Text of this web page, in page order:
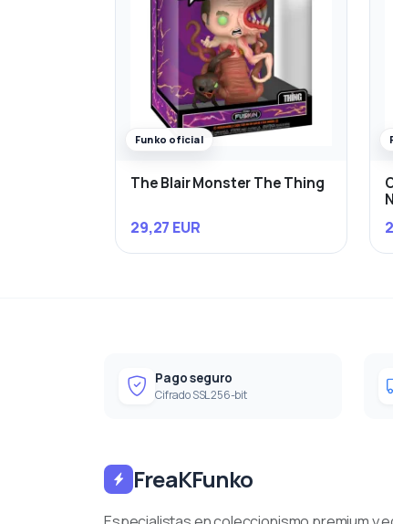
Funko oficial
The Blair Monster The Thing
29,27 EUR
Pago seguro
Cifrado SSL 256-bit
FreaKFunko